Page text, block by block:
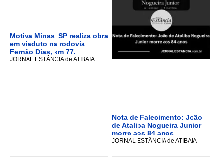
Motiva Minas_SP realiza obra
em viaduto na rodovia
Fernão Dias, km 77.
JORNAL ESTÂNCIA de ATIBAIA
Nota de Falecimento: João
de Ataliba Nogueira Junior
morre aos 84 anos
JORNAL ESTÂNCIA de ATIBAIA